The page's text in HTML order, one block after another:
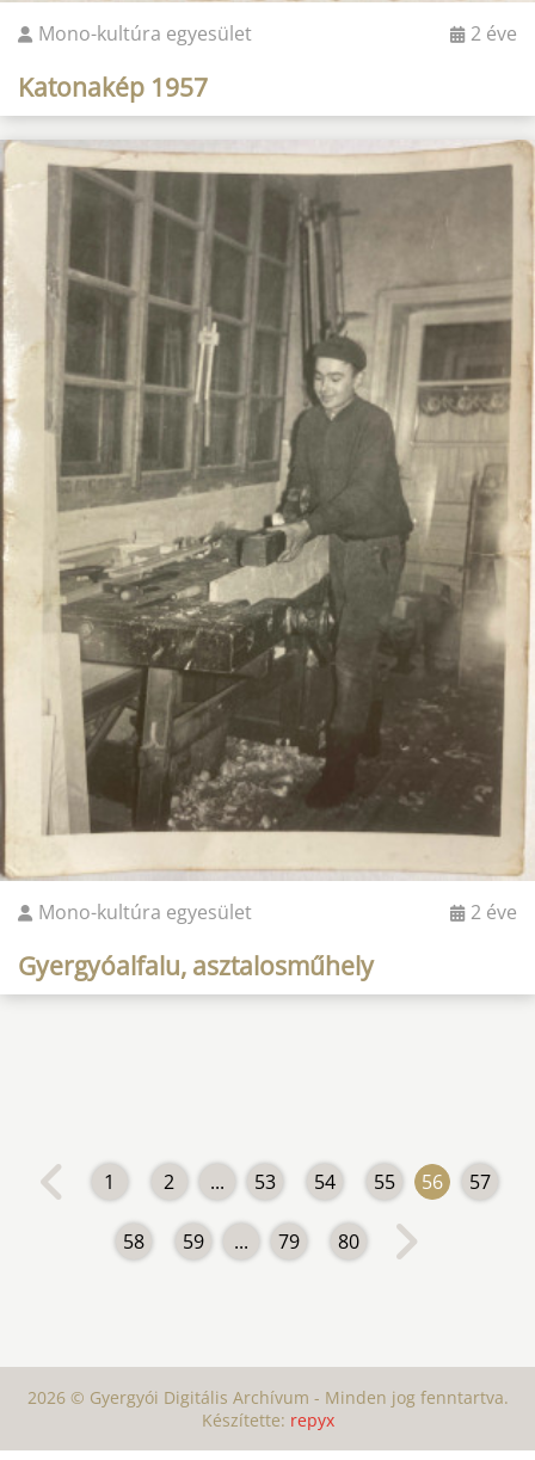
Mono-kultúra egyesület 2 éve
Katonakép 1957
Mono-kultúra egyesület 2 éve
Gyergyóalfalu, asztalosműhely
1 2 ... 53 54 55 56 57
58 59 ... 79 80
2026 © Gyergyói Digitális Archívum - Minden jog fenntartva.
Készítette: repyx